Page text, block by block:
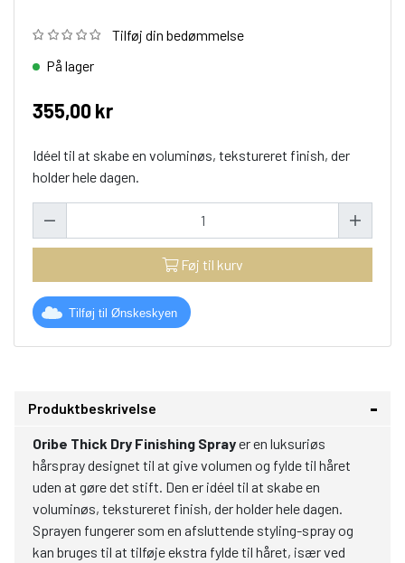
Tilføj din bedømmelse
På lager
355,00 kr
Idéel til at skabe en voluminøs, tekstureret finish, der
holder hele dagen.
Føj til kurv
Tilføj til Ønskeskyen
Produktbeskrivelse
Oribe Thick Dry Finishing Sprayer en luksuriøs
hårspray designet til at give volumen og fylde til håret
uden at gøre det stift. Den er idéel til at skabe en
voluminøs, tekstureret finish, der holder hele dagen.
Sprayen fungerer som en afsluttende styling-spray og
kan bruges til at tilføje ekstra fylde til håret, især ved